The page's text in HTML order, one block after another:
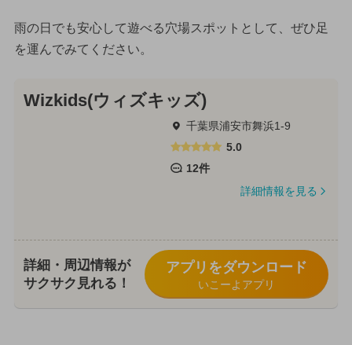
雨の日でも安心して遊べる穴場スポットとして、ぜひ足
を運んでみてください。
Wizkids(ウィズキッズ)
千葉県浦安市舞浜1-9
5.0
12件
詳細情報を見る
詳細・周辺情報が
サクサク見れる！
アプリをダウンロード
いこーよアプリ